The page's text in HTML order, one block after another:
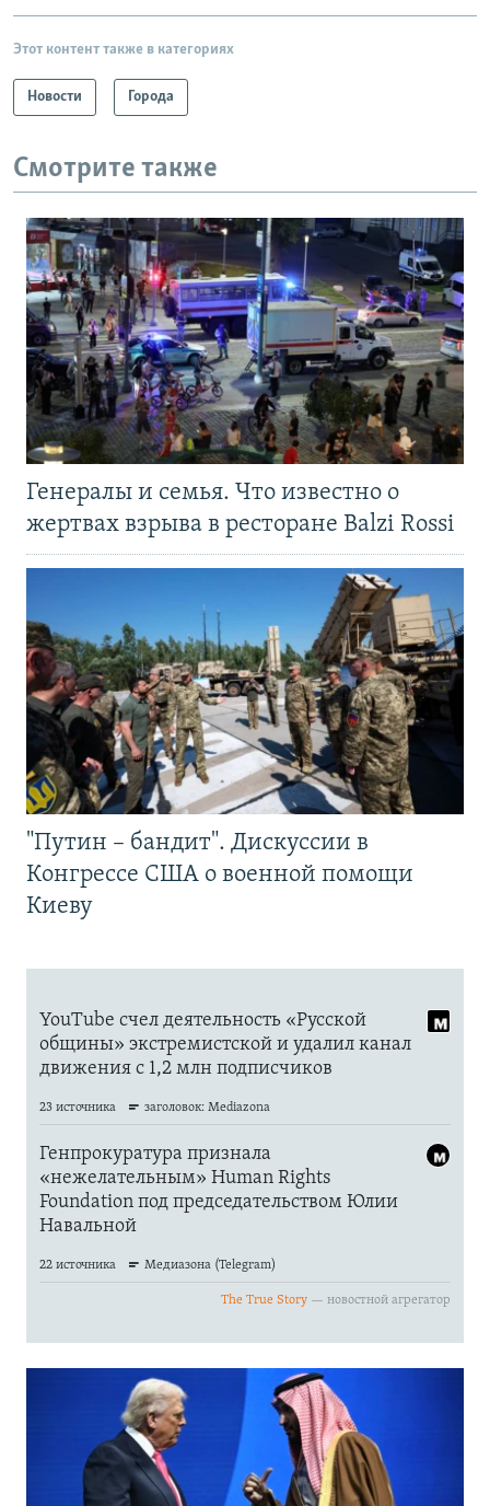
Этот контент также в категориях
Новости Города
Смотрите также
Генералы и семья. Что известно о
жертвах взрыва в ресторане Balzi Rossi
"Путин – бандит". Дискуссии в
Конгрессе США о военной помощи
Киеву